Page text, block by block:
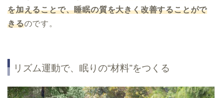
を加えることで、睡眠の質を大きく改善することがで
きるのです。
リズム運動で、眠りの“材料”をつくる